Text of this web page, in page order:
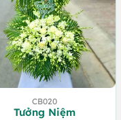
CB020
Tưởng Niệm